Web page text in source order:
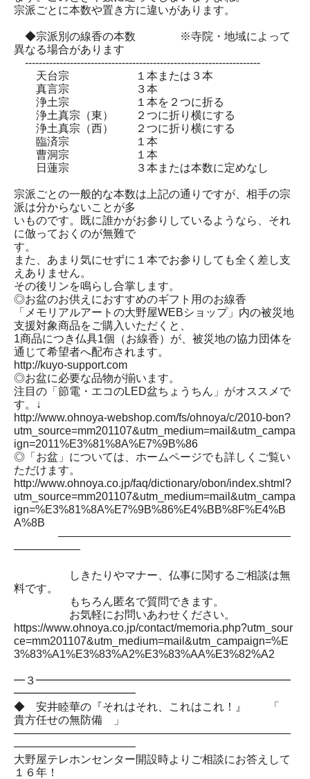
宗派ごとに本数や置き方に違いがあります。
◆宗派別の線香の本数 ※寺院・地域によって
異なる場合があります
--------------------------------------------------------------------
天台宗 １本または３本
真言宗 ３本
浄土宗 １本を２つに折る
浄土真宗（東） ２つに折り横にする
浄土真宗（西） ２つに折り横にする
臨済宗 １本
曹洞宗 １本
日蓮宗 ３本または本数に定めなし
宗派ごとの一般的な本数は上記の通りですが、相手の宗
派は分からないことが多
いものです。既に誰かがお参りしているようなら、それ
に倣っておくのが無難で
す。
また、あまり気にせずに１本でお参りしても全く差し支
えありません。
その後リンを鳴らし合掌します。
◎お盆のお供えにおすすめのギフト用のお線香
「メモリアルアートの大野屋WEBショップ」内の被災地
支援対象商品をご購入いただくと、
1商品につき仏具1個（お線香）が、被災地の協力団体を
通じて希望者へ配布されます。
http://kuyo-support.com
◎お盆に必要な品物が揃います。
注目の「節電・エコのLED盆ちょうちん」がオススメで
す。↓
http://www.ohnoya-webshop.com/fs/ohnoya/c/2010-bon?
utm_source=mm201107&utm_medium=mail&utm_campa
ign=2011%E3%81%8A%E7%9B%86
◎「お盆」については、ホームページでも詳しくご覧い
ただけます。
http://www.ohnoya.co.jp/faq/dictionary/obon/index.shtml?
utm_source=mm201107&utm_medium=mail&utm_campa
ign=%E3%81%8A%E7%9B%86%E4%BB%8F%E4%B
A%8B
―――――――――――――――――――――
――――――
しきたりやマナー、仏事に関するご相談は無
料です。
もちろん匿名で質問できます。
お気軽にお問いあわせください。
https://www.ohnoya.co.jp/contact/memoria.php?utm_sour
ce=mm201107&utm_medium=mail&utm_campaign=%E
3%83%A1%E3%83%A2%E3%83%AA%E3%82%A2
━３━━━━━━━━━━━━━━━━━━━━━━━
━━━━━━━━━━━
◆ 安井睦華の『それはそれ、これはこれ！』 「
貴方任せの無防備 」
―――――――――――――――――――――――――
―――――――――――
大野屋テレホンセンター開設時よりご相談にお答えして
１６年！